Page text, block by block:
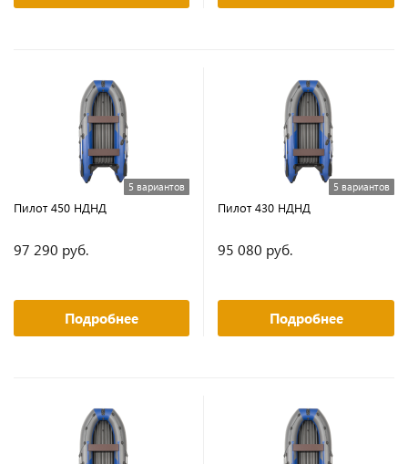
5 вариантов
Пилот 450 НДНД
97 290 руб.
Подробнее
5 вариантов
Пилот 430 НДНД
95 080 руб.
Подробнее